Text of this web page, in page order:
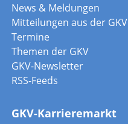
News & Meldungen
Mitteilungen aus der GKV
Termine
Themen der GKV
GKV-Newsletter
RSS-Feeds
GKV-Karrieremarkt